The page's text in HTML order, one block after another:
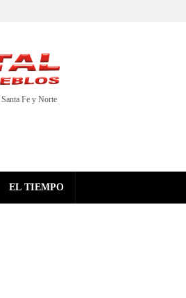
Fe y Norte
EL TIEMPO